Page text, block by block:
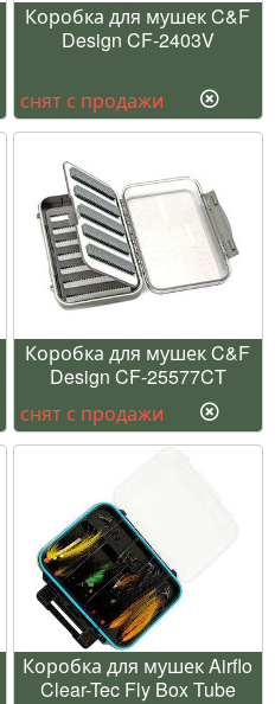
Коробка для мушек C&F
Design CF-2403V
снят с продажи
Коробка для мушек C&F
Design CF-25577CT
снят с продажи
Коробка для мушек Airflo
Clear-Tec Fly Box Tube